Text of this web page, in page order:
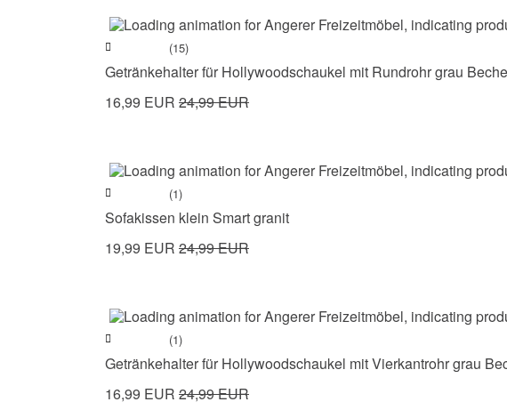
(15)
Getränkehalter für Hollywoodschaukel mit Rundrohr grau
16,99 EUR 24,99 EUR
(1)
Sofakissen klein Smart granit
19,99 EUR 24,99 EUR
(1)
Getränkehalter für Hollywoodschaukel mit Vierkantrohr grau
16,99 EUR 24,99 EUR